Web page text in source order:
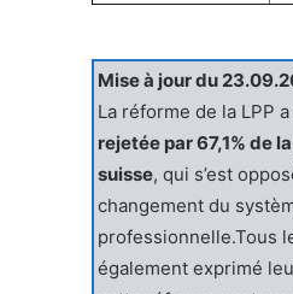
Mise à jour du
La réforme de la LPP
rejetée par 67,1% de
suisse, qui s’est
changement du
professionnelle.Tous
également exprimé